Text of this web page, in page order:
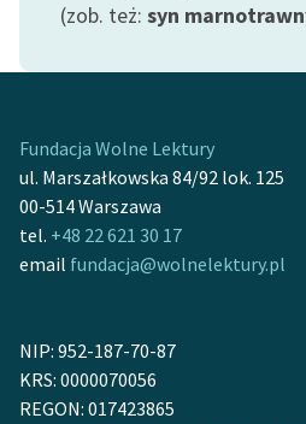
(zob. też: syn
Fundacja Wolne Lektury
ul. Marszałkowska 84/92 lok. 125
00-514 Warszawa
tel. +48 22 621 30 17
email fundacja@wolnelektury.pl
NIP: 952-187-70-87
KRS: 0000070056
REGON: 017423865